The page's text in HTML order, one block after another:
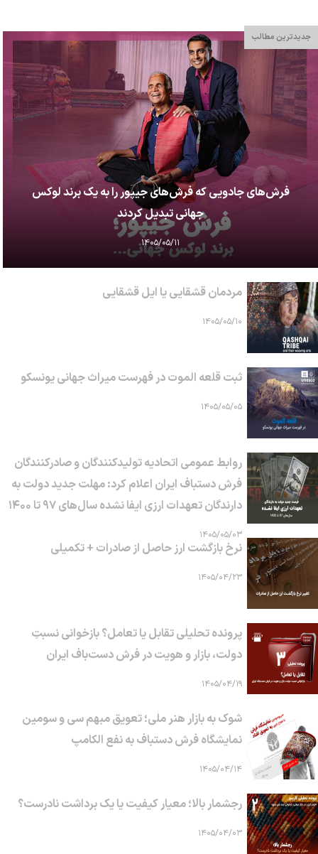
جدیدترین مطالب
فرش‌های جادویی که فرش‌های جیپور را به یک برند لوکس
جهانی تبدیل کردند
۱۴۰۵/۰۵/۱۱
مردمان قشقایی یا ایل قشقایی
۱۴۰۵/۰۵/۱۰
ثبت قلعه الموت در فهرست میراث جهانی یونسکو
۱۴۰۵/۰۵/۰۵
روابط عمومی اتحادیه تولیدکنندگان و صادرکنندگان
فرش دستباف ایران اعلام کرد: مهلت جدید دولت به
دارندگان تعهدات ارزی ایفا نشده سال‌های ۹۷ تا ۱۴۰۰
۱۴۰۵/۰۵/۰۳
نرخ بازگشت ارز حاصل از صادرات + تکمیلی
۱۴۰۵/۰۴/۲۳
پرونده تحلیلی تقابل یا تعامل؟ بازخوانی نسبتِ
دولت، بازار و هویت در فرش دست‌باف ایران
۱۴۰۵/۰۴/۱۹
شوک به بازار هنر ملی؛ تعویق مبهم سی و سومین
نمایشگاه فرش دستباف به نفع الکامپ
۱۴۰۵/۰۴/۱۴
رجشمار بالا؛ معیار کیفیت یا یک برداشت نادرست؟
۱۴۰۵/۰۴/۰۳